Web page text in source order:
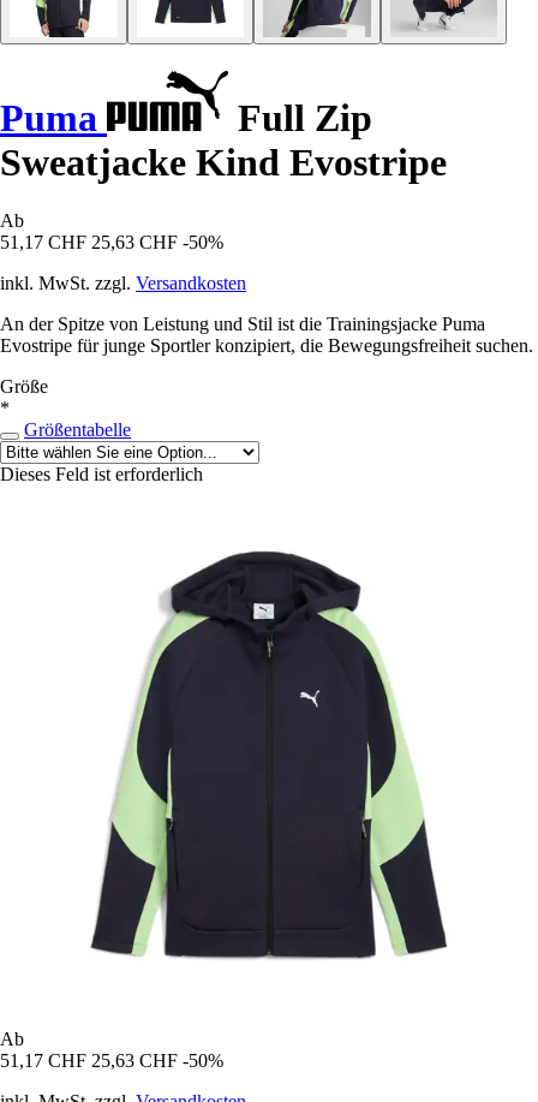
Puma
Full Zip
Sweatjacke Kind Evostripe
Ab
51,17 CHF 25,63 CHF -50%
inkl. MwSt. zzgl. Versandkosten
An der Spitze von Leistung und Stil ist die Trainingsjacke Puma
Evostripe für junge Sportler konzipiert, die Bewegungsfreiheit suchen.
Größe
*
Größentabelle
Dieses Feld ist erforderlich
Ab
51,17 CHF 25,63 CHF -50%